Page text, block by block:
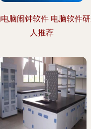
脑闹钟软件 电脑软件
人推荐